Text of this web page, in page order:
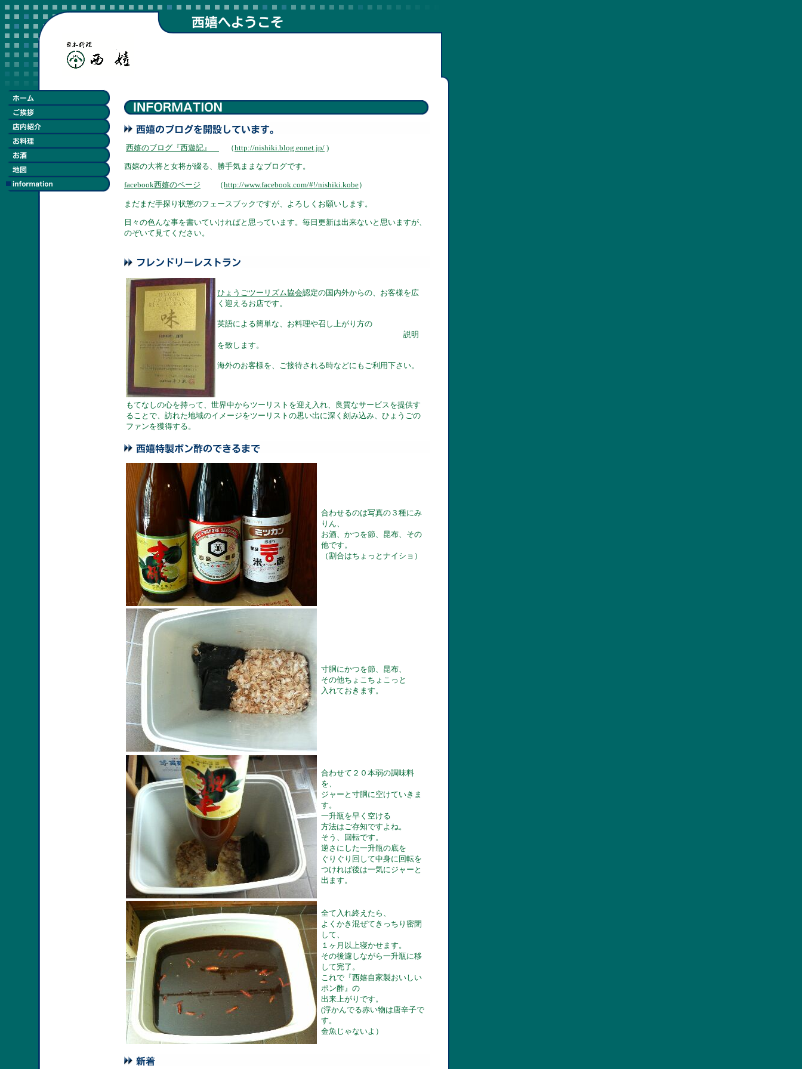
西嬉のブログ『西遊記』 （http://nishiki.blog.eonet.jp/ )
西嬉の大将と女将が綴る、勝手気ままなブログです。
facebook西嬉のページ （http://www.facebook.com/#!/nishiki.kobe）
まだまだ手探り状態のフェースブックですが、よろしくお願いします。
日々の色んな事を書いていければと思っています。毎日更新は出来ないと思いますが、
のぞいて見てください。
ひょうごツーリズム協会認定の国内外からの、お客様を広
く迎えるお店です。
英語による簡単な、お料理や召し上がり方の
説明
を致します。
海外のお客様を、ご接待される時などにもご利用下さい。
もてなしの心を持って、世界中からツーリストを迎え入れ、良質なサービスを提供す
ることで、訪れた地域のイメージをツーリストの思い出に深く刻み込み、ひょうごの
ファンを獲得する。
合わせるのは写真の３種にみ
りん、
お酒、かつを節、昆布、その
他です。
（割合はちょっとナイショ）
寸胴にかつを節、昆布、
その他ちょこちょこっと
入れておきます。
合わせて２０本弱の調味料
を、
ジャーと寸胴に空けていきま
す。
一升瓶を早く空ける
方法はご存知ですよね。
そう、回転です。
逆さにした一升瓶の底を
ぐりぐり回して中身に回転を
つければ後は一気にジャーと
出ます。
全て入れ終えたら、
よくかき混ぜてきっちり密閉
して、
１ヶ月以上寝かせます。
その後濾しながら一升瓶に移
して完了。
これで『西嬉自家製おいしい
ポン酢』の
出来上がりです。
(浮かんでる赤い物は唐辛子で
す。
金魚じゃないよ）